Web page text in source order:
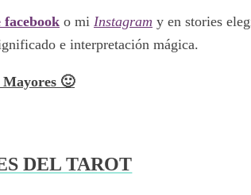
facebook o mi Instagram y en stories
e interpretación mágica.
🙂
DEL TAROT